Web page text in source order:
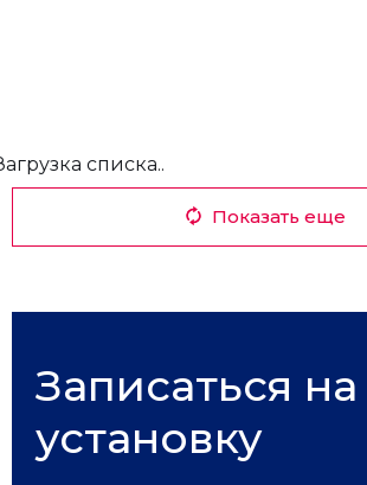
списка..
Показать еще
Записаться на
установку